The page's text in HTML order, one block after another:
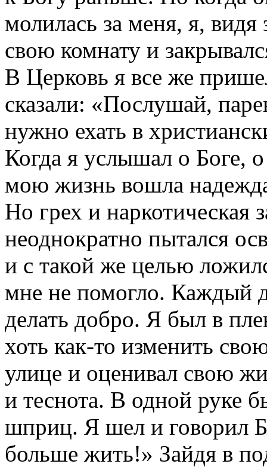
молилась за меня, я, видя
свою комнату и
В Церковь я все же
сказали: «Послушай,
нужно ехать в
Когда я услышал о Боге,
мою жизнь вошла
Но грех и наркотическая
неоднократно пытался
и с такой же целью
мне не помогло. Каждый
делать добро. Я был в
хоть как-то изменить
улице и оценивал свою
и теснота. В одной руке
шприц. Я шел и говорил
больше жить!» Зайдя в